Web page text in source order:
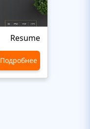
Resume
Подробнее